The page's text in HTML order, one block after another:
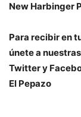
New Harbinger
Para recibir en
únete a
Twitter y
El Pepazo